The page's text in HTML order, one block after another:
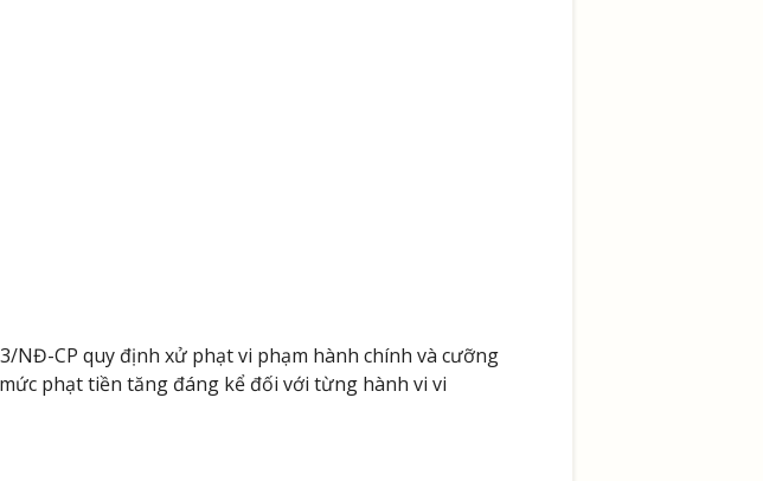
NĐ-CP quy định xử phạt vi phạm hành chính và cưỡng
phạt tiền tăng đáng kể đối với từng hành vi vi